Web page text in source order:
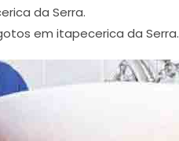
da Serra.
em itapecerica da Serra.